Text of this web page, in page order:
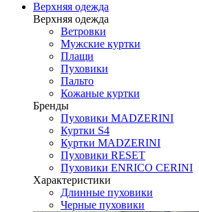
Верхняя одежда
Верхняя одежда
Ветровки
Мужские куртки
Плащи
Пуховики
Пальто
Кожаные куртки
Бренды
Пуховики MADZERINI
Куртки S4
Куртки MADZERINI
Пуховики RESET
Пуховики ENRICO CERINI
Характеристики
Длинные пуховики
Черные пуховики